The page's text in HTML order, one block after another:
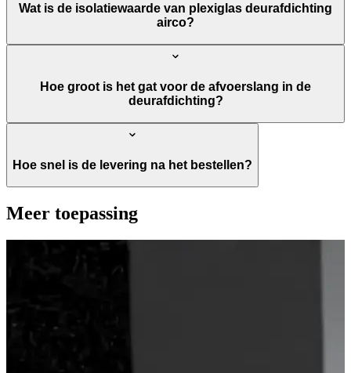
Wat is de isolatiewaarde van plexiglas deurafdichting
airco?
Hoe groot is het gat voor de afvoerslang in de
deurafdichting?
Hoe snel is de levering na het bestellen?
Meer toepassing